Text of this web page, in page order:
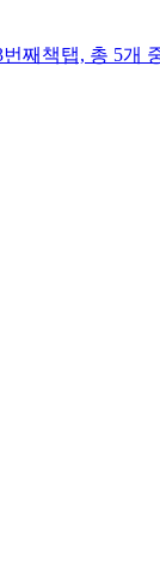
째 책탭, 총 5개